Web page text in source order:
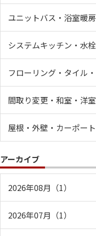
ユニットバス・浴室暖房
システムキッチン・水
フローリング・タイル
間取り変更・和室・洋室
屋根・外壁・カーポート
アーカイブ
2026年08月（1）
2026年07月（1）